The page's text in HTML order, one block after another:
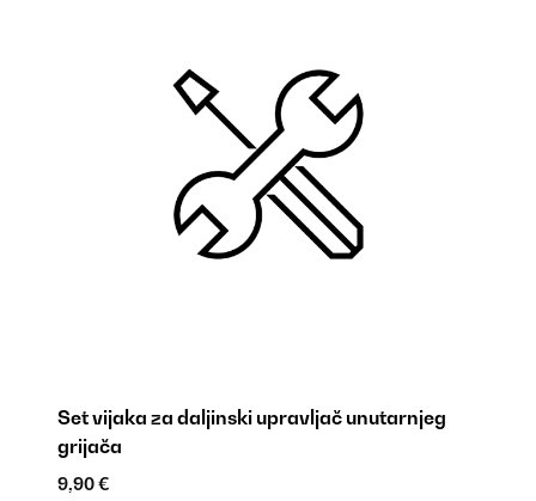
Set vijaka za daljinski upravljač unutarnjeg
grijača
9,90 €